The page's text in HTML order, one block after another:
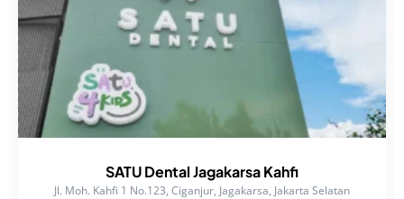
SATU Dental Jagakarsa Kahfi
Jl. Moh. Kahfi 1 No.123, Ciganjur, Jagakarsa, Jakarta Selatan